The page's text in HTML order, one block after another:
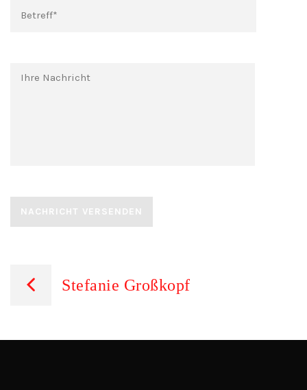
Beitragsnavigation
Stefanie Großkopf